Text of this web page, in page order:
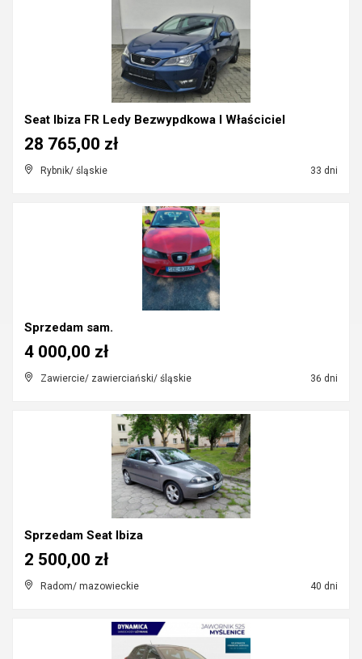
Seat Ibiza FR Ledy Bezwypdkowa I Właściciel
Rybnik/ śląskie 33 dni
28 765,00 zł
Sprzedam sam.
Zawiercie/ zawierciański/ śląskie 36 dni
4 000,00 zł
Sprzedam Seat Ibiza
Radom/ mazowieckie 40 dni
2 500,00 zł